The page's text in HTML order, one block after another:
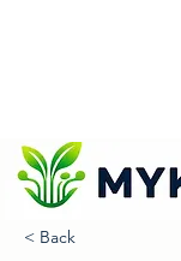
< Back